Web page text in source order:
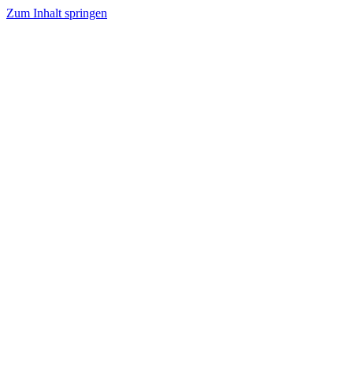
Zum Inhalt springen